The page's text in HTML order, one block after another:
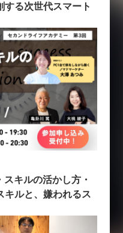
する次世代スマート
スキルの活かし方・
キルと、嫌われるス